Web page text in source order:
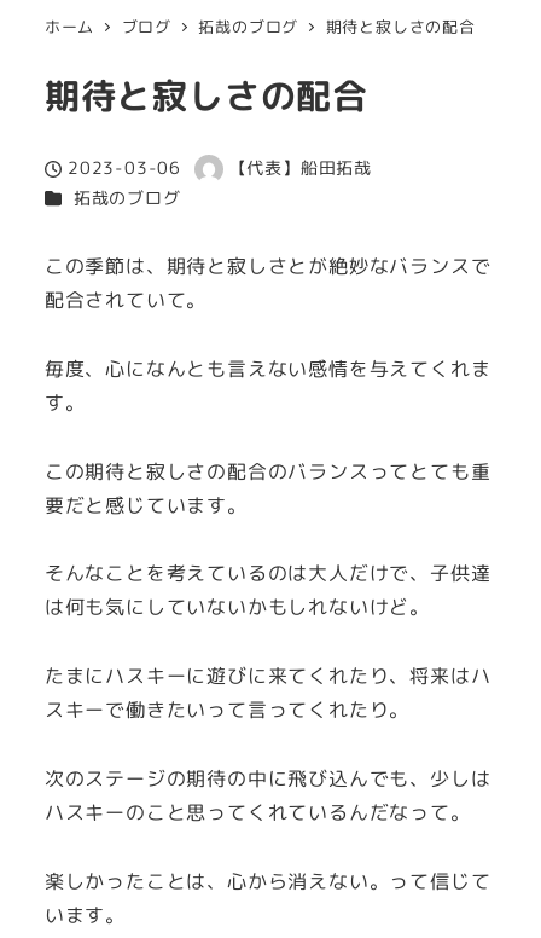
ホーム ブログ 拓哉のブログ 期待と寂しさの配合
期待と寂しさの配合
投稿日
2023-03-06
著
【代表】船田拓哉
カテゴリー
拓哉のブログ
この季節は、期待と寂しさとが絶妙なバランスで
配合されていて。
毎度、心になんとも言えない感情を与えてくれま
す。
この期待と寂しさの配合のバランスってとても重
要だと感じています。
そんなことを考えているのは大人だけで、子供達
は何も気にしていないかもしれないけど。
たまにハスキーに遊びに来てくれたり、将来はハ
スキーで働きたいって言ってくれたり。
次のステージの期待の中に飛び込んでも、少しは
ハスキーのこと思ってくれているんだなって。
楽しかったことは、心から消えない。って信じて
います。